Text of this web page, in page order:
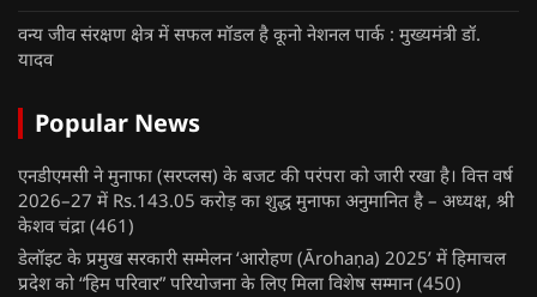
वन्य जीव संरक्षण क्षेत्र में सफल मॉडल है कूनो नेशनल पार्क : मुख्यमंत्री डॉ.
यादव
Popular News
एनडीएमसी ने मुनाफा (सरप्लस) के बजट की परंपरा को जारी रखा है। वित्त वर्ष
2026–27 में Rs.143.05 करोड़ का शुद्ध मुनाफा अनुमानित है – अध्यक्ष, श्री
केशव चंद्रा (461)
डेलॉइट के प्रमुख सरकारी सम्मेलन ‘आरोहण (Ārohaṇa) 2025’ में हिमाचल
प्रदेश को “हिम परिवार” परियोजना के लिए मिला विशेष सम्मान (450)